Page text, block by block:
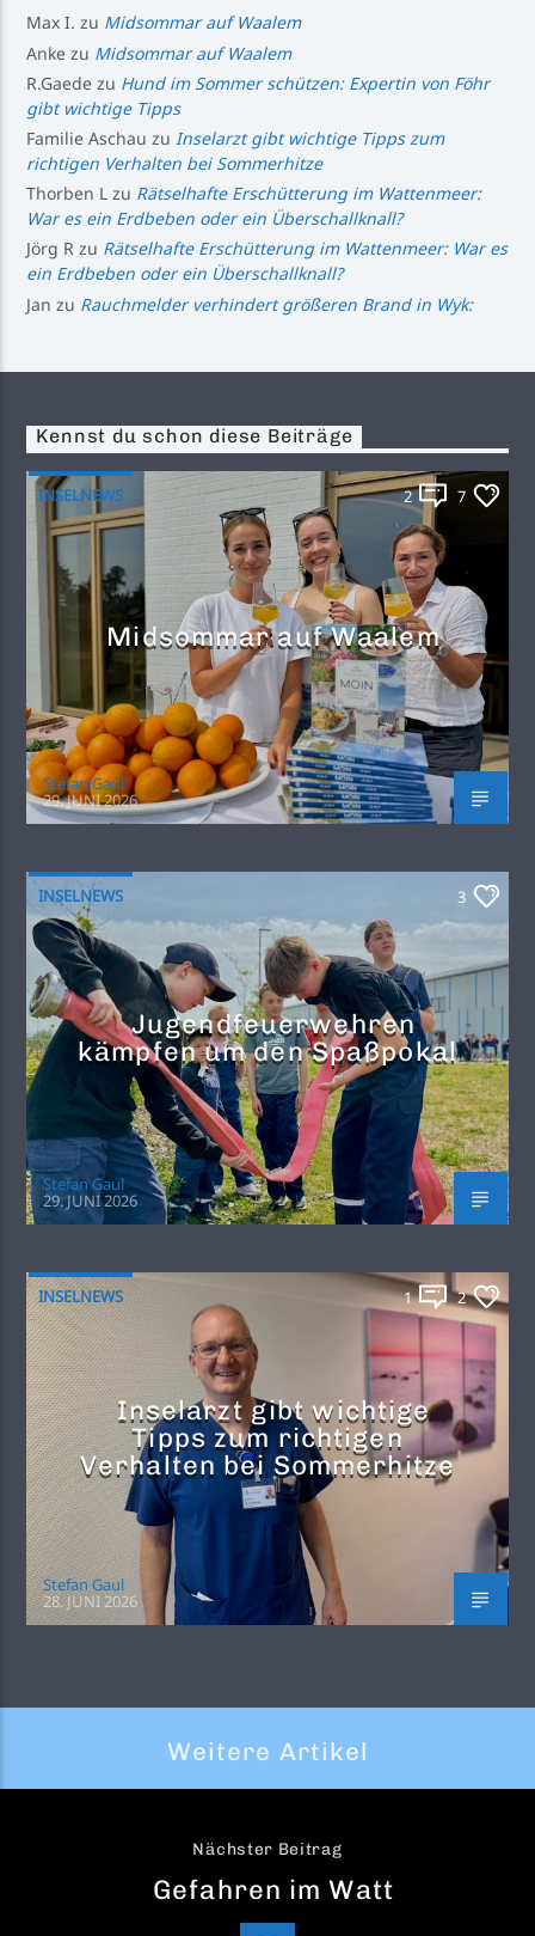
Max I. zu Midsommar auf Waalem
Anke zu Midsommar auf Waalem
R.Gaede zu Hund im Sommer schützen: Expertin von Föhr
gibt wichtige Tipps
Familie Aschau zuInselarzt gibt wichtige Tipps zum
richtigen Verhalten bei Sommerhitze
Thorben L zu Rätselhafte Erschütterung im Wattenmeer:
War es ein Erdbeben oder ein Überschallknall?
Jörg R zu Rätselhafte Erschütterung im Wattenmeer: War es
ein Erdbeben oder ein Überschallknall?
Jan zu Rauchmelder verhindert größeren Brand in Wyk:
Kennst du schon diese Beiträge
INSELNEWS 2 7
Midsommar auf Waalem
Stefan Gaul
29. JUNI 2026
INSELNEWS 3
Jugendfeuerwehren
kämpfen um den Spaßpokal
Stefan Gaul
29. JUNI 2026
INSELNEWS 1 2
Inselarzt gibt wichtige
Tipps zum richtigen
Verhalten bei Sommerhitze
Stefan Gaul
28. JUNI 2026
Weitere Artikel
Nächster Beitrag
Gefahren im Watt